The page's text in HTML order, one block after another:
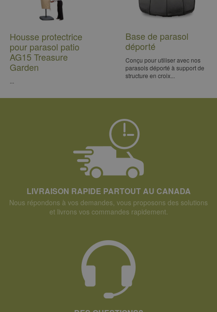
Housse protectrice
pour parasol patio
AG15 Treasure
Garden
Base de parasol
déporté
Conçu pour utiliser avec nos
parasols déporté à support de
structure en croix...
LIVRAISON RAPIDE PARTOUT AU CANADA
Nous répondons à vos demandes, vous proposons des solutions
et livrons vos commandes rapidement.